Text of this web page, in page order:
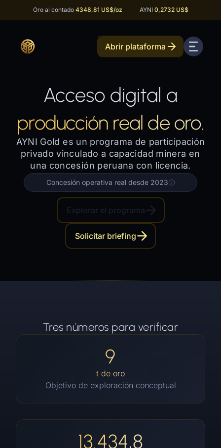
Oro al contado 4348,81 US$/oz AYNI 0,2732 US$
Abrir plataforma
Acceso digital a
producción real de oro.
AYNI Gold es un programa de participación
privado vinculado a capacidad minera en
una concesión peruana con licencia.
Concesión operativa real desde 2023
Explorar el programa
Solicitar briefing
Tres números para verificar
9
t de oro
Objetivo de exploración conceptual
13.434,8